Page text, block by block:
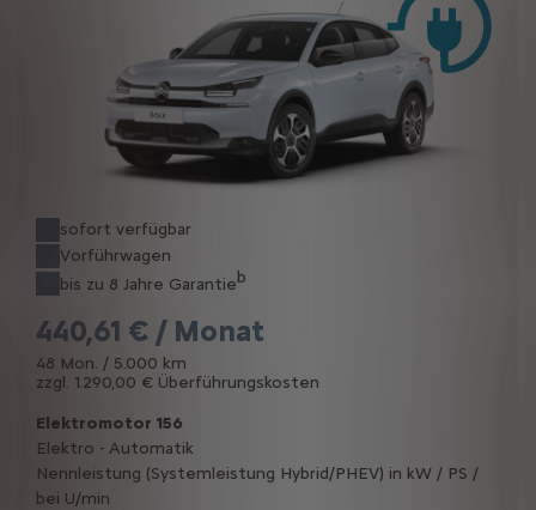
sofort verfügbar
Vorführwagen
bis zu 8 Jahre Garantieb
440,61 € / Monat
48 Mon. / 5.000 km
zzgl. 1.290,00 € Überführungskosten
Elektromotor 156
Elektro - Automatik
Nennleistung (Systemleistung Hybrid/PHEV) in kW / PS /
bei U/min